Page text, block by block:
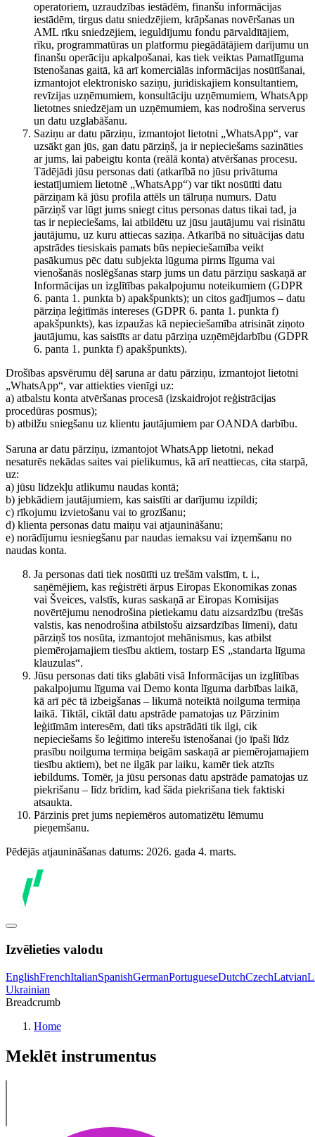
operatoriem, uzraudzības iestādēm, finanšu informācijas
iestādēm, tirgus datu sniedzējiem, krāpšanas novēršanas un
AML rīku sniedzējiem, ieguldījumu fondu pārvaldītājiem,
rīku, programmatūras un platformu piegādātājiem darījumu un
finanšu operāciju apkalpošanai, kas tiek veiktas Pamatlīguma
īstenošanas gaitā, kā arī komerciālās informācijas nosūtīšanai,
izmantojot elektronisko saziņu, juridiskajiem konsultantiem,
revīzijas uzņēmumiem, konsultāciju uzņēmumiem, WhatsApp
lietotnes sniedzējam un uzņēmumiem, kas nodrošina serverus
un datu uzglabāšanu.
Saziņu ar datu pārziņu, izmantojot lietotni „WhatsApp“, var
uzsākt gan jūs, gan datu pārziņš, ja ir nepieciešams sazināties
ar jums, lai pabeigtu konta (reālā konta) atvēršanas procesu.
Tādējādi jūsu personas dati (atkarībā no jūsu privātuma
iestatījumiem lietotnē „WhatsApp“) var tikt nosūtīti datu
pārziņam kā jūsu profila attēls un tālruņa numurs. Datu
pārziņš var lūgt jums sniegt citus personas datus tikai tad, ja
tas ir nepieciešams, lai atbildētu uz jūsu jautājumu vai risinātu
jautājumu, uz kuru attiecas saziņa. Atkarībā no situācijas datu
apstrādes tiesiskais pamats būs nepieciešamība veikt
pasākumus pēc datu subjekta lūguma pirms līguma vai
vienošanās noslēgšanas starp jums un datu pārziņu saskaņā ar
Informācijas un izglītības pakalpojumu noteikumiem (GDPR
6. panta 1. punkta b) apakšpunkts); un citos gadījumos – datu
pārziņa leģitīmās intereses (GDPR 6. panta 1. punkta f)
apakšpunkts), kas izpaužas kā nepieciešamība atrisināt ziņoto
jautājumu, kas saistīts ar datu pārziņa uzņēmējdarbību (GDPR
6. panta 1. punkta f) apakšpunkts).
Drošības apsvērumu dēļ saruna ar datu pārziņu, izmantojot lietotni
„WhatsApp“, var attiekties vienīgi uz:
a) atbalstu konta atvēršanas procesā (izskaidrojot reģistrācijas
procedūras posmus);
b) atbilžu sniegšanu uz klientu jautājumiem par OANDA darbību.
Saruna ar datu pārziņu, izmantojot WhatsApp lietotni, nekad
nesaturēs nekādas saites vai pielikumus, kā arī neattiecas, cita starpā,
uz:
a) jūsu līdzekļu atlikumu naudas kontā;
b) jebkādiem jautājumiem, kas saistīti ar darījumu izpildi;
c) rīkojumu izvietošanu vai to grozīšanu;
d) klienta personas datu maiņu vai atjaunināšanu;
e) norādījumu iesniegšanu par naudas iemaksu vai izņemšanu no
naudas konta.
Ja personas dati tiek nosūtīti uz trešām valstīm, t. i.,
saņēmējiem, kas reģistrēti ārpus Eiropas Ekonomikas zonas
vai Šveices, valstīs, kuras saskaņā ar Eiropas Komisijas
novērtējumu nenodrošina pietiekamu datu aizsardzību (trešās
valstis, kas nenodrošina atbilstošu aizsardzības līmeni), datu
pārziņš tos nosūta, izmantojot mehānismus, kas atbilst
piemērojamajiem tiesību aktiem, tostarp ES „standarta līguma
klauzulas“.
Jūsu personas dati tiks glabāti visā Informācijas un izglītības
pakalpojumu līguma vai Demo konta līguma darbības laikā,
kā arī pēc tā izbeigšanas – likumā noteiktā noilguma termiņa
laikā. Tiktāl, ciktāl datu apstrāde pamatojas uz Pārzinim
leģitīmām interesēm, dati tiks apstrādāti tik ilgi, cik
nepieciešams šo leģitīmo interešu īstenošanai (jo īpaši līdz
prasību noilguma termiņa beigām saskaņā ar piemērojamajiem
tiesību aktiem), bet ne ilgāk par laiku, kamēr tiek atzīts
iebildums. Tomēr, ja jūsu personas datu apstrāde pamatojas uz
piekrišanu – līdz brīdim, kad šāda piekrišana tiek faktiski
atsaukta.
Pārzinis pret jums nepiemēros automatizētu lēmumu
pieņemšanu.
Pēdējās atjaunināšanas datums: 2026. gada 4. marts.
Izvēlieties valodu
EnglishFrenchItalianSpanishGermanPortugueseDutchCzechLatvian
Ukrainian
Breadcrumb
Home
Meklēt instrumentus